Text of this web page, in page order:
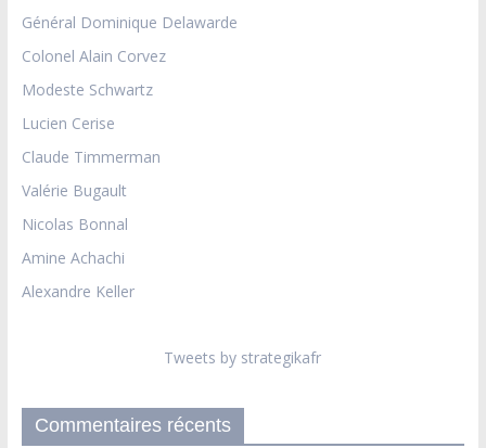
Général Dominique Delawarde
Colonel Alain Corvez
Modeste Schwartz
Lucien Cerise
Claude Timmerman
Valérie Bugault
Nicolas Bonnal
Amine Achachi
Alexandre Keller
Tweets by strategikafr
Commentaires récents